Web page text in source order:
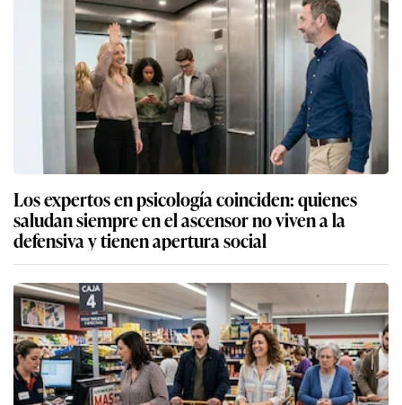
Los expertos en psicología coinciden: quienes
saludan siempre en el ascensor no viven a la
defensiva y tienen apertura social